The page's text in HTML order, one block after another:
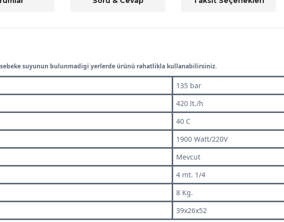
suyunun bulunmadigi yerlerde ürünü rahatlikla kullanabilirsiniz.
135 bar
420 lt./h
40 C
1900 Watt/220V
Mevcut
4 mt. 1/4
8 Kg.
39x26x52